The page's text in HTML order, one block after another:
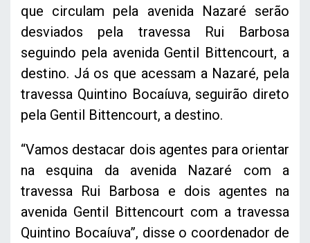
que circulam pela avenida Nazaré serão
desviados pela travessa Rui Barbosa
seguindo pela avenida Gentil Bittencourt, a
destino. Já os que acessam a Nazaré, pela
travessa Quintino Bocaíuva, seguirão direto
pela Gentil Bittencourt, a destino.
“Vamos destacar dois agentes para orientar
na esquina da avenida Nazaré com a
travessa Rui Barbosa e dois agentes na
avenida Gentil Bittencourt com a travessa
Quintino Bocaíuva”, disse o coordenador de